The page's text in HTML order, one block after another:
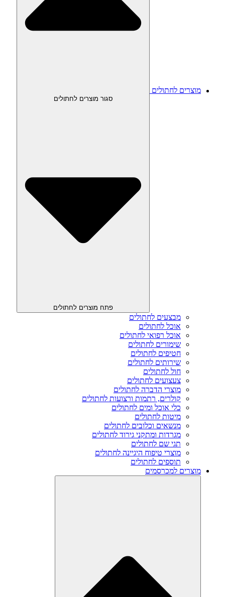
מוצרים לחתולים
סגור מוצרים לחתולים
פתח מוצרים לחתולים
מבצעים לחתולים
אוכל לחתולים
אוכל רפואי לחתולים
שימורים לחתולים
חטיפים לחתולים
שירותים לחתולים
חול לחתולים
צעצועים לחתולים
מוצרי הדברה לחתולים
קולרים, רתמות ורצועות לחתולים
כלי אוכל ומים לחתולים
מיטות לחתולים
מנשאים וכלובים לחתולים
מגרדות ומתקני גירוד לחתולים
תגי שם לחתולים
מוצרי טיפוח היגיינה לחתולים
תוספים לחתולים
מוצרים למכרסמים